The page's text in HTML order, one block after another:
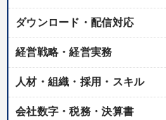
ダウンロード・配信対応
経営戦略・経営実務
人材・組織・採用・スキル
会社数字・税務・決算書